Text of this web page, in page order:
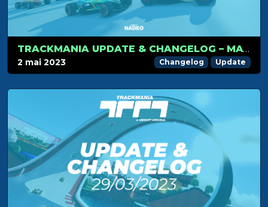
TRACKMANIA UPDATE & CHANGELOG – MAY 2ND 2023
2 mai 2023 Changelog Update